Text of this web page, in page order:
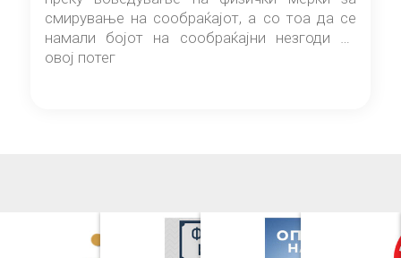
смирување на сообраќајот, а со тоа да се
намали бојот на сообраќајни незгоди на
овој потег